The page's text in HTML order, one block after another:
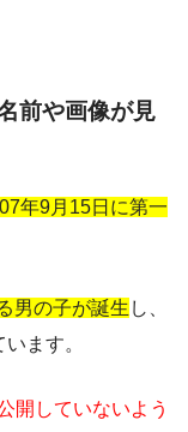
前や画像が見
年9月15日に第一
男の子が誕生 し、
ます。
開していないよう